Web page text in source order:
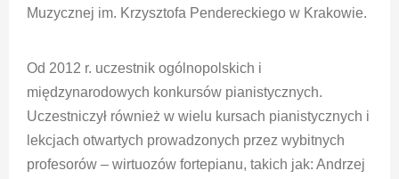
Muzycznej im. Krzysztofa Pendereckiego w Krakowie.
Od 2012 r. uczestnik ogólnopolskich i
międzynarodowych konkursów pianistycznych.
Uczestniczył również w wielu kursach pianistycznych i
lekcjach otwartych prowadzonych przez wybitnych
profesorów – wirtuozów fortepianu, takich jak: Andrzej